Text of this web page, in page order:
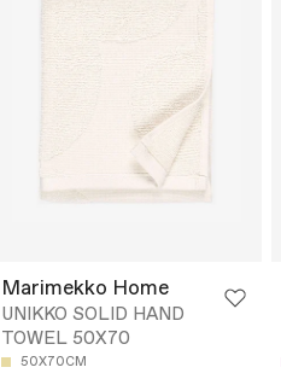
Marimekko Home
UNIKKO SOLID HAND
TOWEL 50X70
50X70CM